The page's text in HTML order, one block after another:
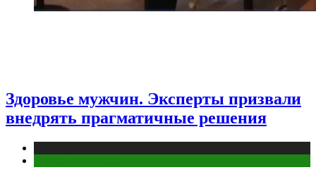
Здоровье мужчин. Эксперты призвали
внедрять прагматичные решения